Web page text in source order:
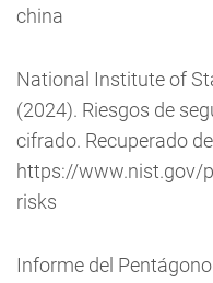
china
National Institute of
(2024). Riesgos de
cifrado. Recuperado
https://www.nist.gov/
risks
Informe del